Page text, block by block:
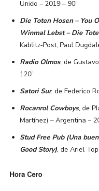
Unido – 2019 – 90’
Die Toten Hosen – You
Winmal Lebst – Die
Kablitz-Post, Paul
Radio Olmos, de
120’
Satori Sur, de Federico
Rocanrol Cowboys, de
Martínez) – Argentina –
Stud Free Pub (Una
Good Story), de Ariel
Hora Cero